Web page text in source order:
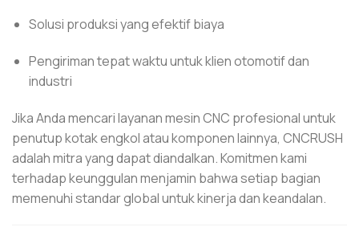
Solusi produksi yang efektif biaya
Pengiriman tepat waktu untuk klien otomotif dan
industri
Jika Anda mencari layanan mesin CNC profesional untuk
penutup kotak engkol atau komponen lainnya, CNCRUSH
adalah mitra yang dapat diandalkan. Komitmen kami
terhadap keunggulan menjamin bahwa setiap bagian
memenuhi standar global untuk kinerja dan keandalan.